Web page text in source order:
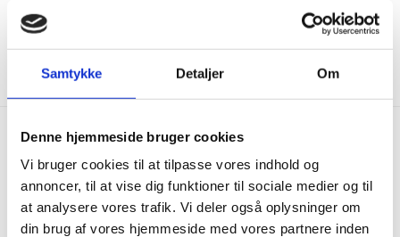
Samtykke Detaljer Om
Denne hjemmeside bruger cookies
Vi bruger cookies til at tilpasse vores indhold og
annoncer, til at vise dig funktioner til sociale medier og til
at analysere vores trafik. Vi deler også oplysninger om
din brug af vores hjemmeside med vores partnere inden
Vis mere
Prisgaranti
Vi har Danmarks billigste priser
på kvalitetsgulve!
Hurtig levering
Bestil inden kl. 15.00 – vi
afsender samme dag, når